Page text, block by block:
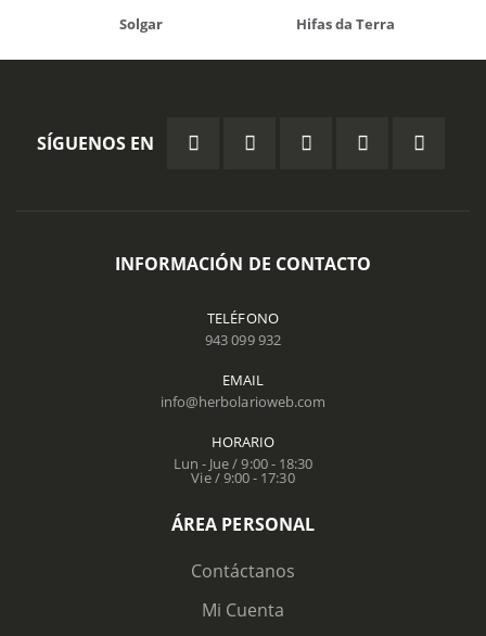
Solgar Hifas da Terra
SÍGUENOS EN
INFORMACIÓN DE CONTACTO
TELÉFONO
943 099 932
EMAIL
info@herbolarioweb.com
HORARIO
Lun - Jue / 9:00 - 18:30
Vie / 9:00 - 17:30
ÁREA PERSONAL
Contáctanos
Mi Cuenta